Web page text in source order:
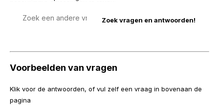
Voorbeelden van vragen
Klik voor de antwoorden, of vul zelf een vraag in bovenaan de
pagina